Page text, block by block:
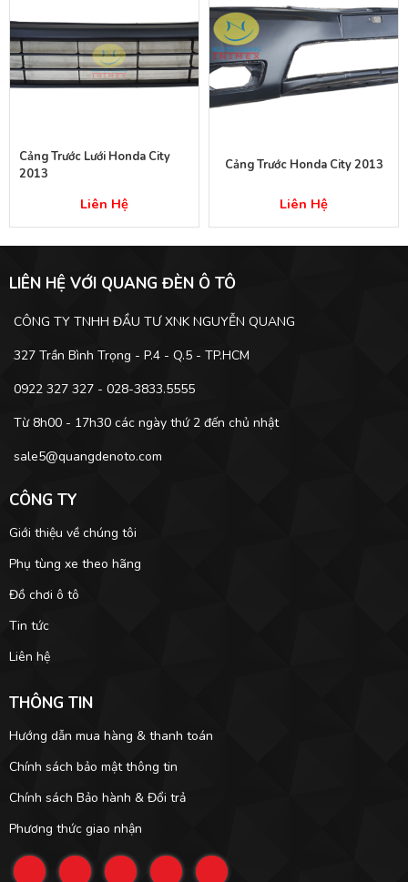
Cảng Trước Lưới Honda City
2013
Liên Hệ
Cảng Trước Honda City 2013
Liên Hệ
LIÊN HỆ VỚI QUANG ĐÈN Ô TÔ
CÔNG TY TNHH ĐẦU TƯ XNK NGUYỄN QUANG
327 Trần Bình Trọng - P.4 - Q.5 - TP.HCM
0922 327 327 - 028-3833.5555
Từ 8h00 - 17h30 các ngày thứ 2 đến chủ nhật
sale5@quangdenoto.com
CÔNG TY
Giới thiệu về chúng tôi
Phụ tùng xe theo hãng
Đồ chơi ô tô
Tin tức
Liên hệ
THÔNG TIN
Hướng dẫn mua hàng & thanh toán
Chính sách bảo mật thông tin
Chính sách Bảo hành & Đổi trả
Phương thức giao nhận